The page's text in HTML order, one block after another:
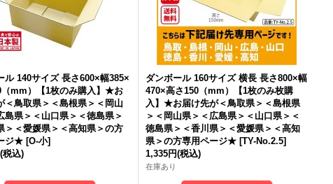
(税込)
在庫あり
230円
在庫あり
ル 140サイズ 長さ600×幅385×
（mm）【1枚のみ購入】★お
＜鳥取県＞＜島根県＞＜岡山
島県＞＜山口県＞＜徳島県＞
＞＜愛媛県＞＜高知県＞の方
ジ★ [O-小]
(税込)
ダンボール 160サイズ 横長 長さ800×幅
470×高さ150（mm）【1枚のみ枚購
入】★お届け先が＜鳥取県＞＜島根県
＞＜岡山県＞＜広島県＞＜山口県＞＜
徳島県＞＜香川県＞＜愛媛県＞＜高知
県＞の方専用ページ★ [TY-No.2.5]
1,335円(税込)
在庫あり